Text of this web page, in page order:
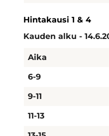
Hintakausi 1 & 4
Kauden alku -
Aika
6-9
9-11
11-13